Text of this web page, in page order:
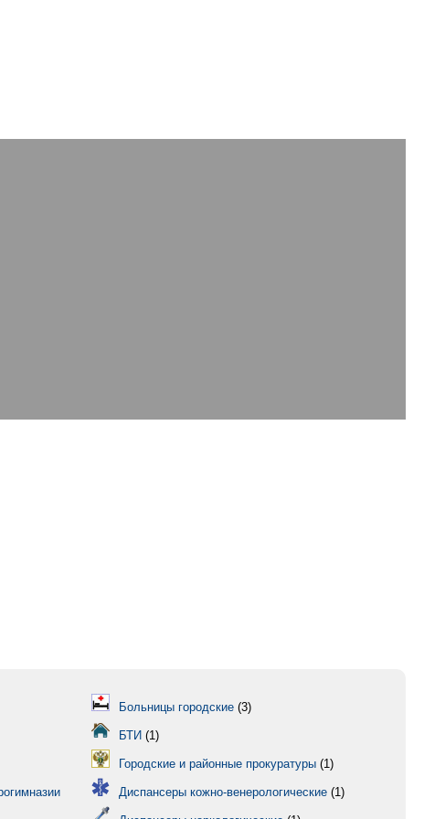
Больницы городские (3)
БТИ (1)
Городские и районные прокуратуры (1)
Диспансеры кожно-венерологические (1)